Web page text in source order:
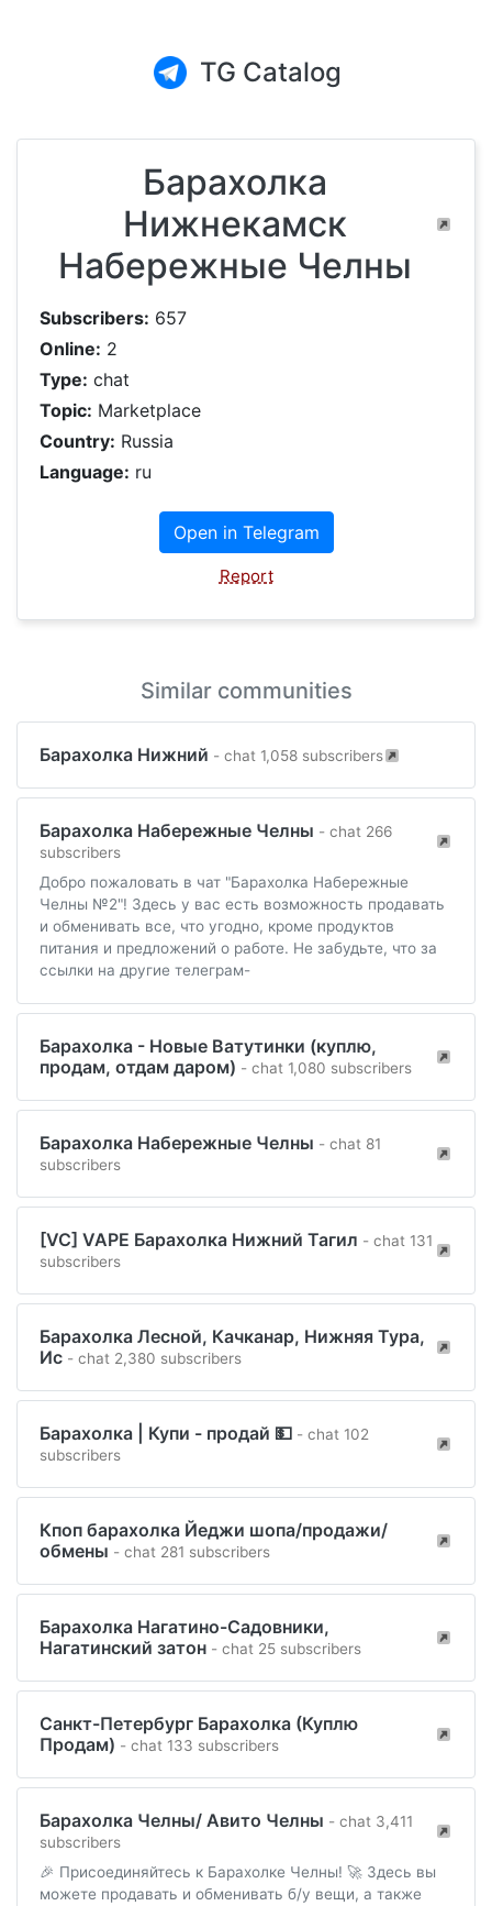
TG Catalog
Барахолка
Нижнекамск
Набережные Челны
Subscribers: 657
Online: 2
Type: chat
Topic: Marketplace
Country: Russia
Language: ru
Open in Telegram
Report
Similar communities
Барахолка Нижний - chat 1,058 subscribers
Барахолка Набережные Челны - chat 266
subscribers
Добро пожаловать в чат "Барахолка Набережные
Челны №2"! Здесь у вас есть возможность продавать
и обменивать все, что угодно, кроме продуктов
питания и предложений о работе. Не забудьте, что за
ссылки на другие телеграм-
Барахолка - Новые Ватутинки (куплю,
продам, отдам даром) - chat 1,080 subscribers
Барахолка Набережные Челны - chat 81
subscribers
[VC] VAPE Барахолка Нижний Тагил - chat 131
subscribers
Барахолка Лесной, Качканар, Нижняя Тура,
Ис - chat 2,380 subscribers
Барахолка | Купи - продай 💵 - chat 102
subscribers
Кпоп барахолка Йеджи шопа/продажи/
обмены - chat 281 subscribers
Барахолка Нагатино-Садовники,
Нагатинский затон - chat 25 subscribers
Санкт-Петербург Барахолка (Куплю
Продам) - chat 133 subscribers
Барахолка Челны/ Авито Челны - chat 3,411
subscribers
🎉 Присоединяйтесь к Барахолке Челны! 🚀 Здесь вы
можете продавать и обменивать б/у вещи, а также